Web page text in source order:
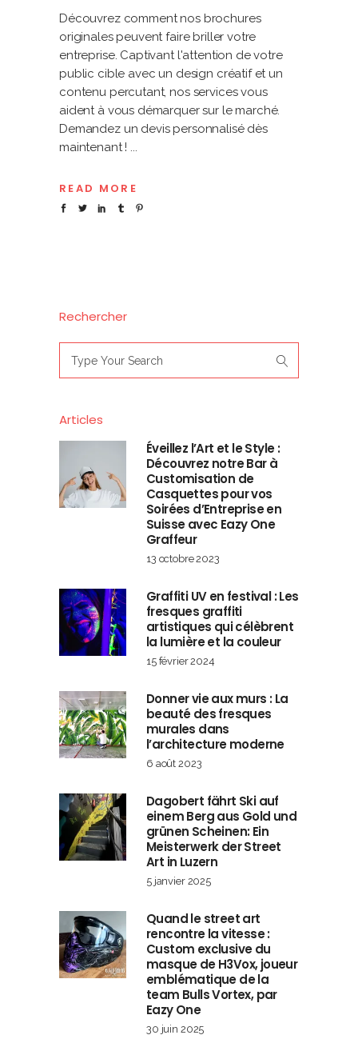
Découvrez comment nos brochures
originales peuvent faire briller votre
entreprise. Captivant l'attention de votre
public cible avec un design créatif et un
contenu percutant, nos services vous
aident à vous démarquer sur le marché.
Demandez un devis personnalisé dès
maintenant !
READ MORE
Rechercher
for:
Articles
Éveillez l’Art et le Style :
Découvrez notre Bar à
Customisation de
Casquettes pour vos
Soirées d’Entreprise en
Suisse avec Eazy One
Graffeur
13 octobre 2023
Graffiti UV en festival : Les
fresques graffiti
artistiques qui célèbrent
la lumière et la couleur
15 février 2024
Donner vie aux murs : La
beauté des fresques
murales dans
l’architecture moderne
6 août 2023
Dagobert fährt Ski auf
einem Berg aus Gold und
grünen Scheinen: Ein
Meisterwerk der Street
Art in Luzern
5 janvier 2025
Quand le street art
rencontre la vitesse :
Custom exclusive du
masque de H3Vox, joueur
emblématique de la
team Bulls Vortex, par
Eazy One
30 juin 2025